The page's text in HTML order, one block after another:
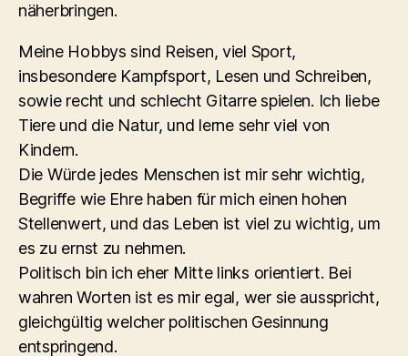
näherbringen.
Meine Hobbys sind Reisen, viel Sport,
insbesondere Kampfsport, Lesen und Schreiben,
sowie recht und schlecht Gitarre spielen. Ich liebe
Tiere und die Natur, und lerne sehr viel von
Kindern.
Die Würde jedes Menschen ist mir sehr wichtig,
Begriffe wie Ehre haben für mich einen hohen
Stellenwert, und das Leben ist viel zu wichtig, um
es zu ernst zu nehmen.
Politisch bin ich eher Mitte links orientiert. Bei
wahren Worten ist es mir egal, wer sie ausspricht,
gleichgültig welcher politischen Gesinnung
entspringend.